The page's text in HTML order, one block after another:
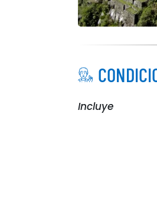
Incluye